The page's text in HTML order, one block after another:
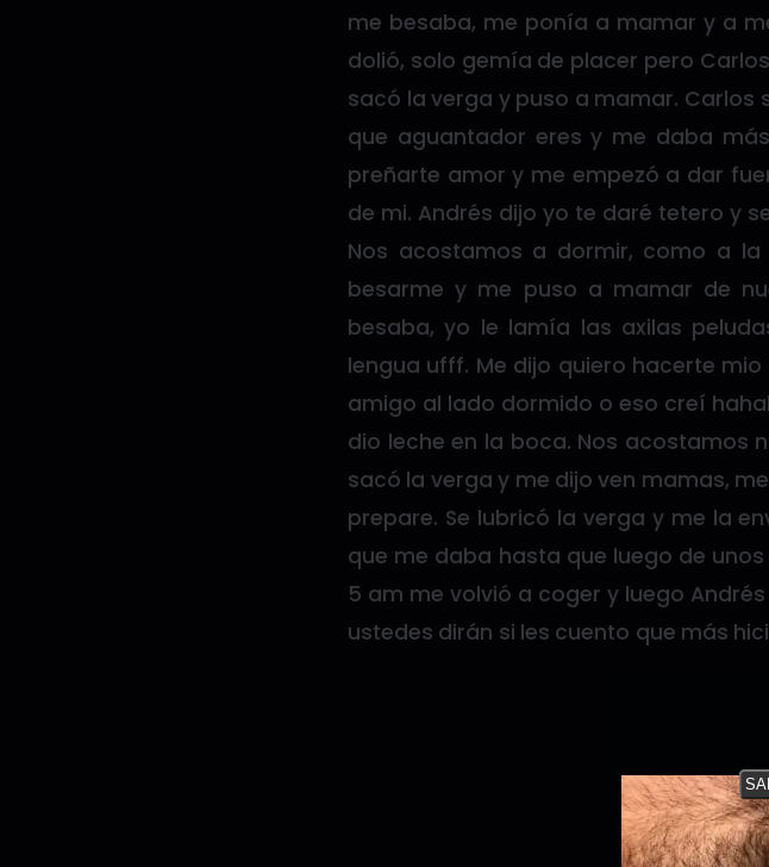
me besaba, me ponía a mamar y a
dolió, solo gemía de placer pero
sacó la verga y puso a mamar.
que aguantador eres y me daba
preñarte amor y me empezó a dar
de mi. Andrés dijo yo te daré tetero y
Nos acostamos a dormir, como a
besarme y me puso a mamar de
besaba, yo le lamía las axilas
lengua ufff. Me dijo quiero hacerte
amigo al lado dormido o eso creí
dio leche en la boca. Nos acostamos
sacó la verga y me dijo ven mamas,
prepare. Se lubricó la verga y me la
que me daba hasta que luego de
5 am me volvió a coger y luego
ustedes dirán si les cuento que más
¿Qué te